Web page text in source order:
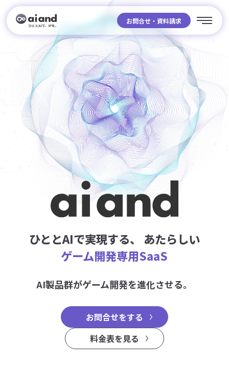
お問合せ・資料請求
ひととAIで実現する、
あたらしい
ゲーム開発専用SaaS
AI製品群がゲーム開発を進化させる。
お問合せをする
料金表を見る